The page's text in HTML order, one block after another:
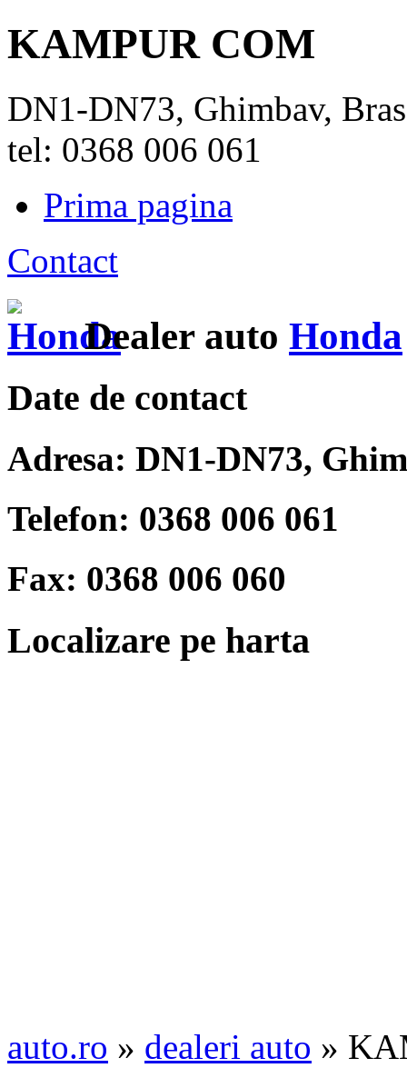
KAMPUR COM
DN1-DN73, Ghimbav,
tel: 0368 006 061
Prima pagina
Contact
Dealer auto Honda
Date de contact
Adresa: DN1-DN73,
Telefon: 0368 006 061
Fax: 0368 006 060
Localizare pe harta
auto.ro » dealeri auto »